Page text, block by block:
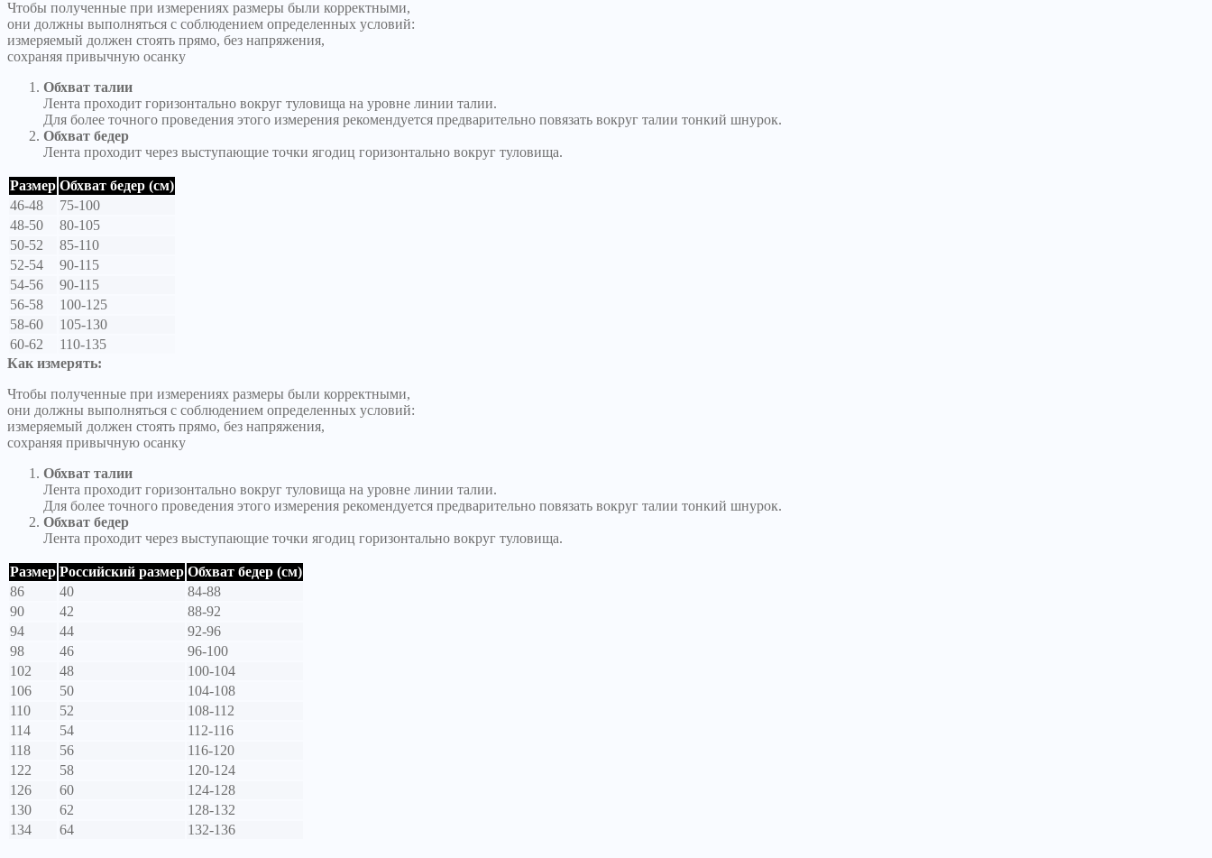
Чтобы полученные при измерениях размеры были корректными,
они должны выполняться с соблюдением определенных условий:
измеряемый должен стоять прямо, без напряжения,
сохраняя привычную осанку
Обхват талии
Лента проходит горизонтально вокруг туловища на уровне линии талии.
Для более точного проведения этого измерения рекомендуется предварительно повязать вокруг талии тонкий шнурок.
Обхват бедер
Лента проходит через выступающие точки ягодиц горизонтально вокруг туловища.
Размер Обхват бедер (см)
46-48
75-100
48-50
80-105
50-52
85-110
52-54
90-115
54-56
90-115
56-58
100-125
58-60
105-130
60-62
110-135
Как измерять:
Чтобы полученные при измерениях размеры были корректными,
они должны выполняться с соблюдением определенных условий:
измеряемый должен стоять прямо, без напряжения,
сохраняя привычную осанку
Обхват талии
Лента проходит горизонтально вокруг туловища на уровне линии талии.
Для более точного проведения этого измерения рекомендуется предварительно повязать вокруг талии тонкий шнурок.
Обхват бедер
Лента проходит через выступающие точки ягодиц горизонтально вокруг туловища.
Размер Российский размер Обхват бедер (см)
86
40
84-88
90
42
88-92
94
44
92-96
98
46
96-100
102
48
100-104
106
50
104-108
110
52
108-112
114
54
112-116
118
56
116-120
122
58
120-124
126
60
124-128
130
62
128-132
134
64 132-136